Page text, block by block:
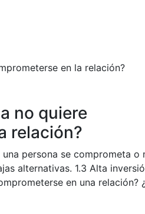
no quiere
relación?
persona se comprometa o
alternativas. 1.3 Alta
en una relación?